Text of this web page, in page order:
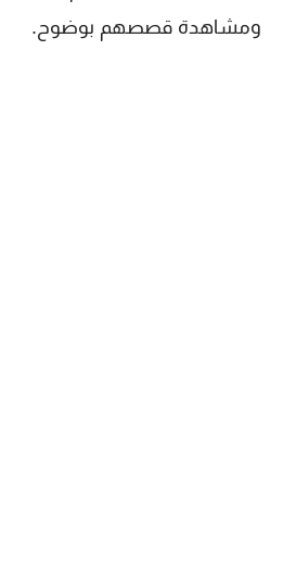
ومشاهدة قصصهم بوضوح.